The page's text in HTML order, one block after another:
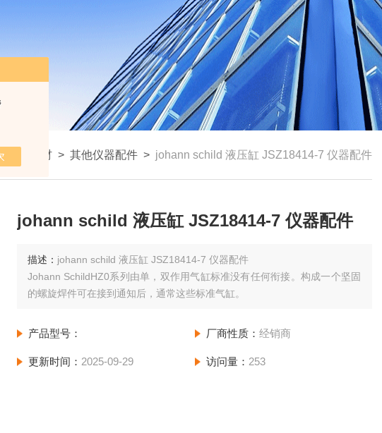
配件耗材 > 其他仪器配件 > johann schild 液压缸 JSZ18414-7 仪器配件
johann schild 液压缸 JSZ18414-7 仪器配件
描述： johann schild 液压缸 JSZ18414-7 仪器配件
Johann SchildHZ0系列由单，双作用气缸标准没有任何衔接。构成一个坚固
的螺旋焊件可在接到通知后，通常这些标准气缸。
产品型号： 厂商性质： 经销商
更新时间： 2025-09-29 访问量： 253